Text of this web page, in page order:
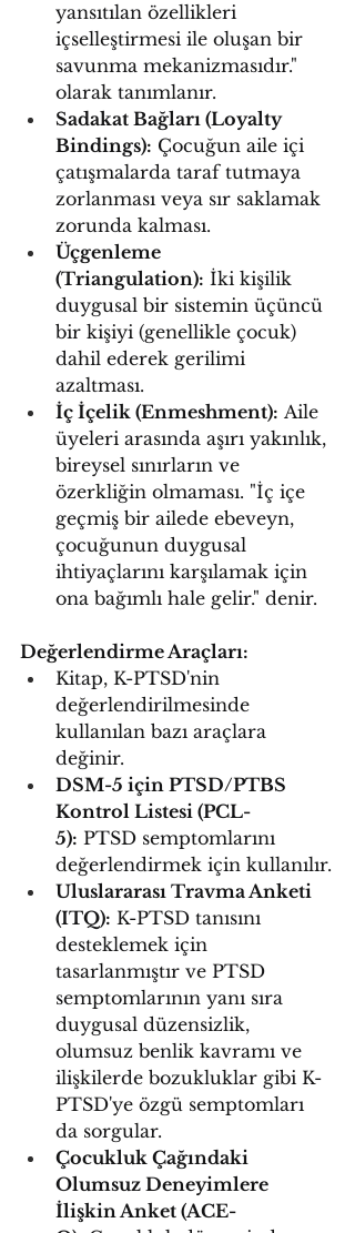
yansıtılan özellikleri
içselleştirmesi ile oluşan bir
savunma mekanizmasıdır."
olarak tanımlanır.
Sadakat Bağları (Loyalty
Bindings): Çocuğun aile içi
çatışmalarda taraf tutmaya
zorlanması veya sır saklamak
zorunda kalması.
Üçgenleme
(Triangulation): İki kişilik
duygusal bir sistemin üçüncü
bir kişiyi (genellikle çocuk)
dahil ederek gerilimi
azaltması.
İç İçelik (Enmeshment): Aile
üyeleri arasında aşırı yakınlık,
bireysel sınırların ve
özerkliğin olmaması. "İç içe
geçmiş bir ailede ebeveyn,
çocuğunun duygusal
ihtiyaçlarını karşılamak için
ona bağımlı hale gelir." denir.
Değerlendirme Araçları:
Kitap, K-PTSD'nin
değerlendirilmesinde
kullanılan bazı araçlara
değinir.
DSM-5 için PTSD/PTBS
Kontrol Listesi (PCL-
5): PTSD semptomlarını
değerlendirmek için kullanılır.
Uluslararası Travma Anketi
(ITQ): K-PTSD tanısını
desteklemek için
tasarlanmıştır ve PTSD
semptomlarının yanı sıra
duygusal düzensizlik,
olumsuz benlik kavramı ve
ilişkilerde bozukluklar gibi K-
PTSD'ye özgü semptomları
da sorgular.
Çocukluk Çağındaki
Olumsuz Deneyimlere
İlişkin Anket (ACE-